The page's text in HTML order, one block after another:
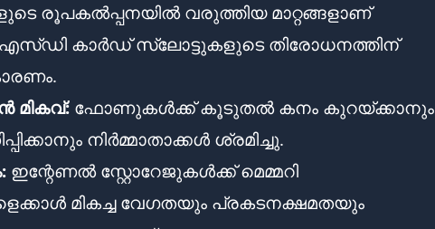
രൂപകൽപ്പനയിൽ വരുത്തിയ മാറ്റങ്ങളാണ്
കാർഡ് സ്ലോട്ടുകളുടെ തിരോധനത്തിന്
ഫോണുകൾക്ക് കൂടുതൽ കനം കുറയ്ക്കാനും
നിർമ്മാതാക്കൾ ശ്രമിച്ചു.
ഇന്റേണൽ സ്റ്റോറേജുകൾക്ക് മെമ്മറി
മികച്ച വേഗതയും പ്രകടനക്ഷമതയും